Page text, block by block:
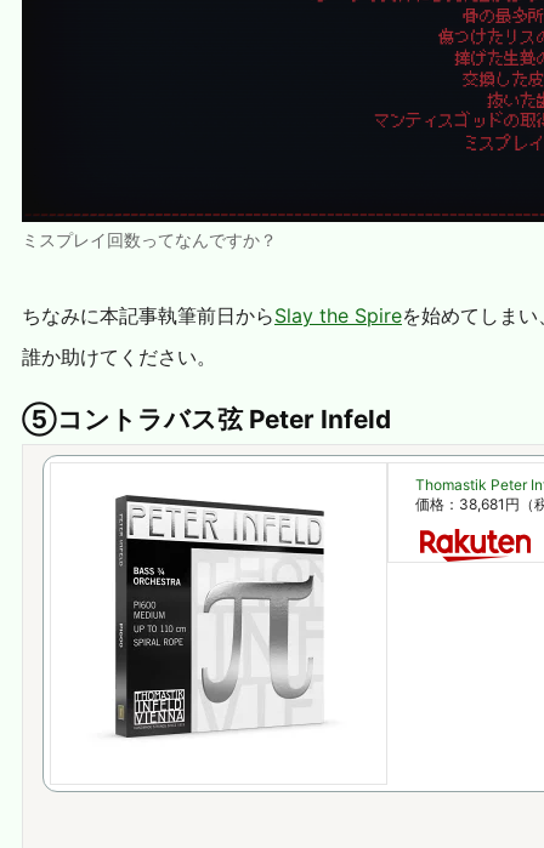
ミスプレイ回数ってなんですか？
ちなみに本記事執筆前日からSlay the Spireを始めてしま
誰か助けてください。
⑤コントラバス弦 Peter Infeld
Thomastik Peter
価格：38,681円（